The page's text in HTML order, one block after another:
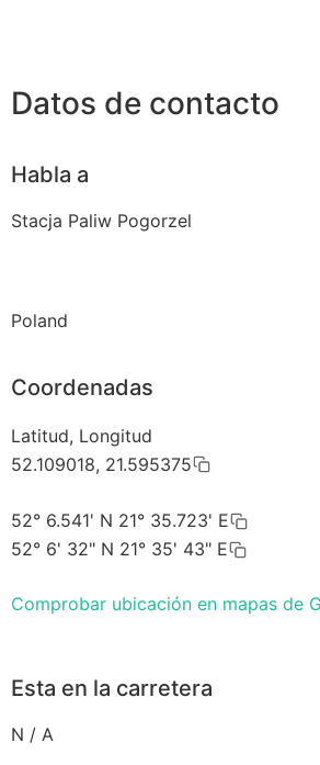
Datos de contacto
Habla a
Stacja Paliw Pogorzel
Poland
Coordenadas
Latitud, Longitud
52.109018, 21.595375
52° 6.541' N 21° 35.723' E
52° 6' 32" N 21° 35' 43" E
Comprobar ubicación en mapas de
Esta en la carretera
N / A